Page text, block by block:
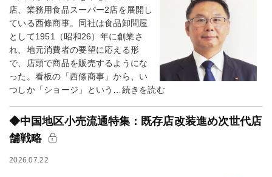
店、業務用食品スーパー2店を展開し
ている西條商事。同社は食品卸問屋
として1951（昭和26）年に創業さ
れ、地元消費者の要望に応える形
で、店頭で商品を販売するようにな
った。看板の「西條商事」から、い
つしか「ショージ」という…続きを読む
◆中国地区小売流通特集：既存店改装進め次世代店
舗戦略
2026.07.22